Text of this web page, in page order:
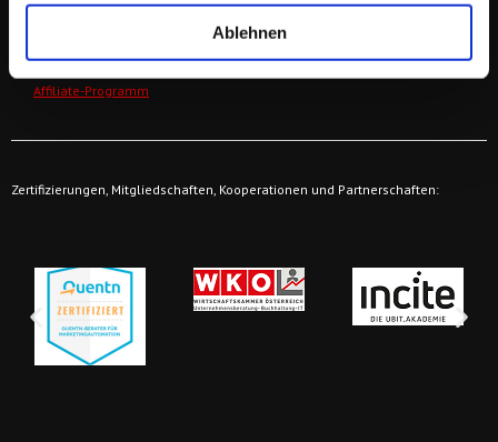
Ablehnen
Zu den Online-Communities
Affiliate-Programm
Zertifizierungen, Mitgliedschaften, Kooperationen und Partnerschaften: